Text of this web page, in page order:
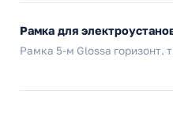
Рамка для
Рамка 5-м Glossa горизонт.